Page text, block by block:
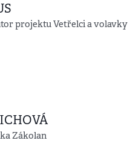
projektu Vetřelci a volavky
Zákolan